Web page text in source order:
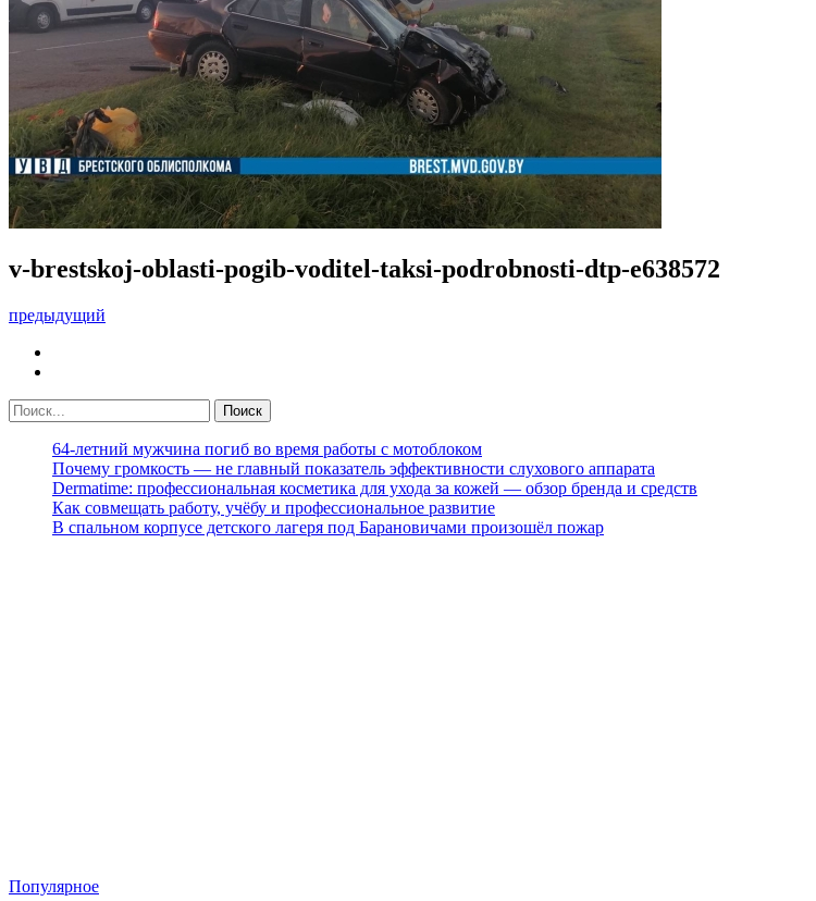
v-brestskoj-oblasti-pogib-voditel-taksi-podrobnosti-dtp-e638572
предыдущий
64-летний мужчина погиб во время работы с мотоблоком
Почему громкость — не главный показатель эффективности слухового аппарата
Dermatime: профессиональная косметика для ухода за кожей — обзор бренда и средств
Как совмещать работу, учёбу и профессиональное развитие
В спальном корпусе детского лагеря под Барановичами произошёл пожар
Популярное